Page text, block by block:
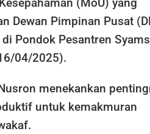
Dewan Pimpinan Pusat
Pondok Pesantren
04/2025).
menekankan
untuk kemakmuran